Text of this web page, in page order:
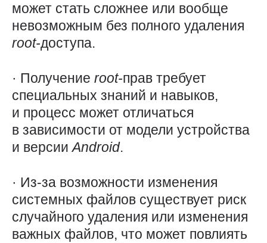
может стать сложнее или вообще
невозможным без полного удаления
root-доступа.
· Получение root-прав требует
специальных знаний и навыков,
и процесс может отличаться
в зависимости от модели устройства
и версииAndroid.
· Из-за возможности изменения
системных файлов существует риск
случайного удаления или изменения
важных файлов, что может повлиять